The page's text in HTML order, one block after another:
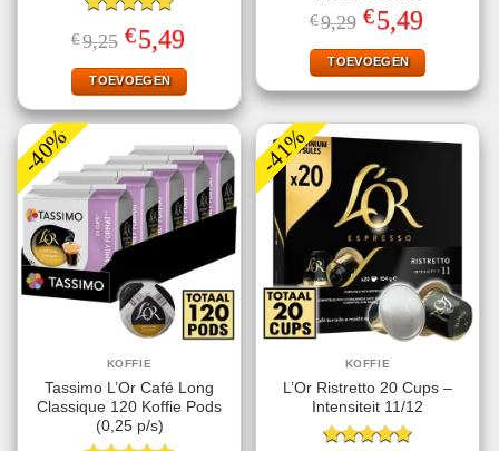
Gewaardeerd
4.80uit 5
€9,25 Oorspronkelijke
prijs
was:
€9,25.
€5,49
is:
€5,49.
TOEVOEGEN
€9,29 Oorspronkelijke
prijs
was:
€9,29.
€5,49
is:
€5,49.
TOEVOEGEN
-40%
KOFFIE
Tassimo L’Or Café Long
Classique 120 Koffie Pods
(0,25 p/s)
-41%
KOFFIE
L’Or Ristretto 20 Cups –
Intensiteit 11/12